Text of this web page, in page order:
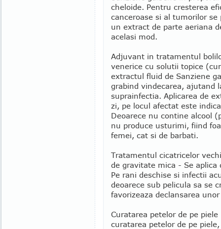
cheloide. Pentru cresterea
canceroase si al tumorilor
un extract de parte aeriana
acelasi mod.
Adjuvant in tratamentul
venerice cu solutii topice
extractul fluid de Sanziene
grabind vindecarea, ajutand
suprainfectia. Aplicarea de
zi, pe locul afectat este
Deoarece nu contine alcool
nu produce usturimi, fiind
femei, cat si de barbati.
Tratamentul cicatricelor
de gravitate mica - Se
Pe rani deschise si infectii
deoarece sub pelicula sa se
favorizeaza declansarea
Curatarea petelor de pe
curatarea petelor de pe